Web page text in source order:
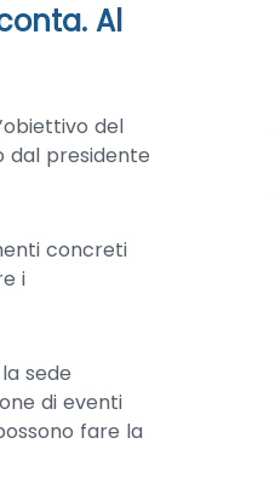
Al
del
dal presidente
concreti
i
sede
di eventi
fare la